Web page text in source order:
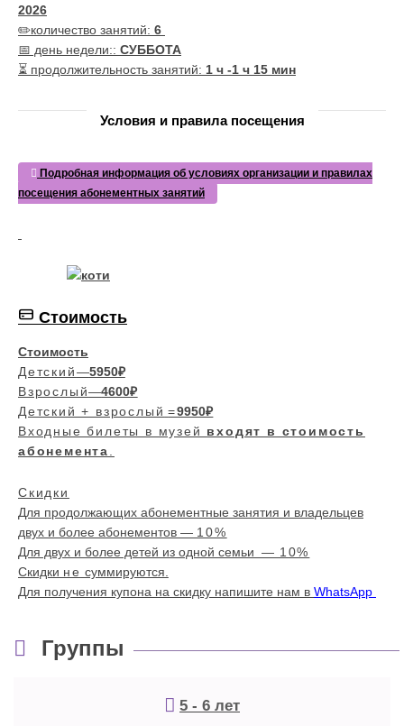
2026
✏️количество занятий: 6
📅 день недели:: СУББОТА
⏳ продолжительность занятий: 1 ч -1 ч 15 мин
Условия и правила посещения
Подробная информация об условиях организации и правилах
посещения абонементных занятий
Стоимость
Стоимость
Детский—5950₽
Взрослый—4600₽
Детский + взрослый =9950₽
Входные билеты в музей входят в стоимость
абонемента
Скидки
Для продолжающих абонементные занятия и владельцев
двух и более абонементов — 10%
Для двух и более детей из одной семьи — 10%
Скидки не суммируются.
Для получения купона на скидку напишите нам в WhatsApp
Группы
5 - 6 лет